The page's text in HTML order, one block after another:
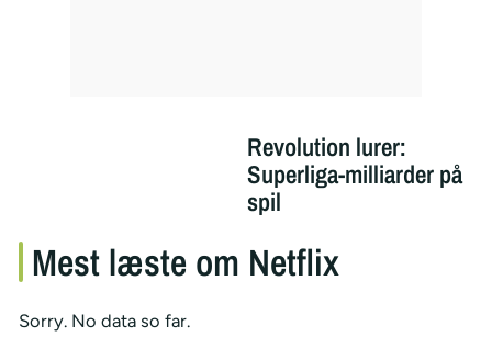
Revolution lurer:
Superliga-milliarder på
spil
Mest læste om Netflix
Sorry. No data so far.